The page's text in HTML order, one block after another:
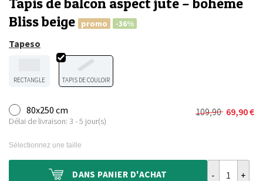
Tapis de balcon aspect jute – bohème
Bliss beige
promo -36%
Tapeso
RECTANGLE TAPIS DE COULOIR
80x250 cm
Délai de livraison: 3 - 5 jour(s)
109,90
Le
109,90 €.
69,90€
Le
69,90 €.
Sélectionnez une taille
DANS PANIER D'ACHAT